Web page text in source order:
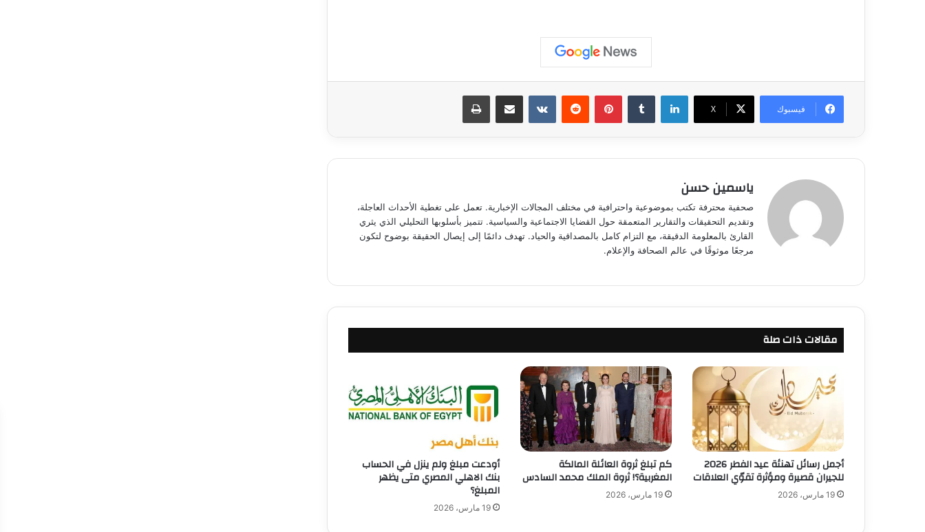
فيسبوك ‫X
لينكدإن بينتيريست مشاركة عبر البريد طباعة
ياسمين حسن
صحفية محترفة تكتب بموضوعية واحترافية في مختلف المجالات الإخبارية. تعمل على تغطية الأحداث العاجلة،
وتقديم التحقيقات والتقارير المتعمقة حول القضايا الاجتماعية والسياسية. تتميز بأسلوبها التحليلي الذي يثري
القارئ بالمعلومة الدقيقة، مع التزام كامل بالمصداقية والحياد. تهدف دائمًا إلى إيصال الحقيقة بوضوح لتكون
مرجعًا موثوقًا في عالم الصحافة والإعلام.
مقالات ذات صلة
أجمل رسائل تهنئة عيد الفطر 2026
للجيران قصيرة ومؤثرة تقوّي العلاقات
19 مارس، 2026
كم تبلغ ثروة العائلة المالكة
المغربية؟! ثروة الملك محمد السادس
19 مارس، 2026
أودعت مبلغ ولم ينزل في الحساب
بنك الاهلي المصري متى يظهر
المبلغ؟
19 مارس، 2026